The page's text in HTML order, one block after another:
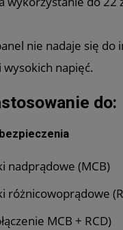
nie nadaje się do
wysokich napięć.
do:
nadprądowe (MCB)
różnicowoprądowe
MCB + RCD)